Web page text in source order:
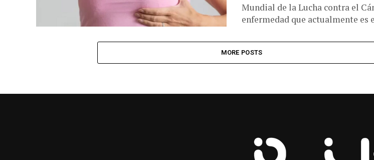
Mundial de la Lucha contra el
enfermedad que actualmente es
MORE POSTS